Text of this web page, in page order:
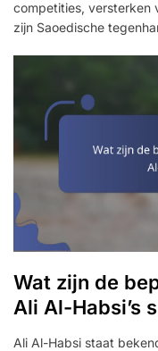
competities, versterken
zijn Saoedische
Wat zijn de
Ali Al-Habsi’s
Ali Al-Habsi staat